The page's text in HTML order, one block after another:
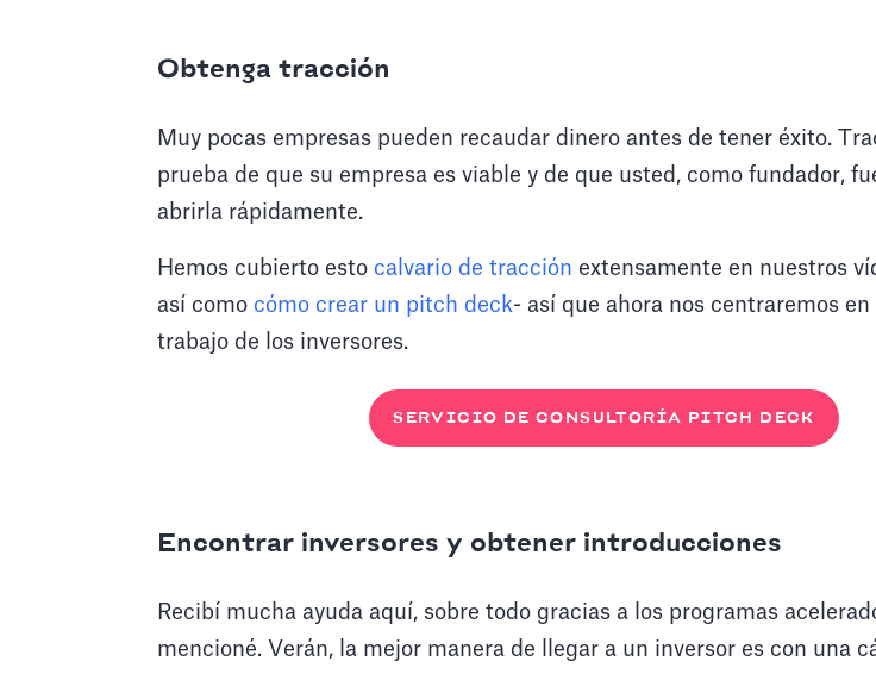
Obtenga tracción
Muy pocas empresas pueden recaudar dinero antes de tener éxito.
prueba de que su empresa es viable y de que usted, como fundador,
abrirla rápidamente.
Hemos cubierto esto calvario de tracción extensamente en nuestros
así como cómo crear un pitch deck- así que ahora nos centraremos
trabajo de los inversores.
SERVICIO DE CONSULTORÍA PITCH DECK
Encontrar inversores y obtener introducciones
Recibí mucha ayuda aquí, sobre todo gracias a los programas
mencioné. Verán, la mejor manera de llegar a un inversor es con una